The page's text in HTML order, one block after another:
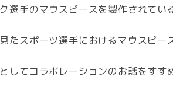
選手のマウスピースを製作されてい
たスポーツ選手におけるマウスピー
してコラボレーションのお話をすす